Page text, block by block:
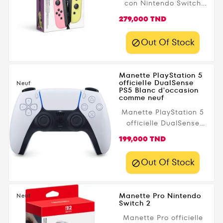
doux et élégant parfait
pour customiser votre
expérience de jeu.
Gamezone.tn avec
con Nintendo Switch
pastel
Prix
279,000 TND
Out Of Stock
Neuf
Manette PlayStation 5
officielle DualSense
PS5 Blanc d'occasion
comme neuf
Manette PlayStation 5
officielle DualSense
PS5 Blanc d'occasion
Prix
199,000 TND
Out Of Stock
Neuf Manette Pro Nintendo
Switch 2
Manette Pro officielle